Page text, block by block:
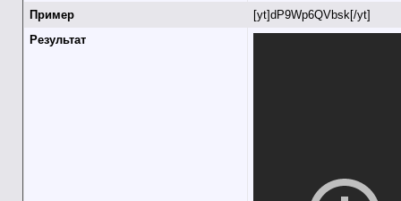
Пример
[yt]dP9Wp6QVbsk[/yt]
Результат